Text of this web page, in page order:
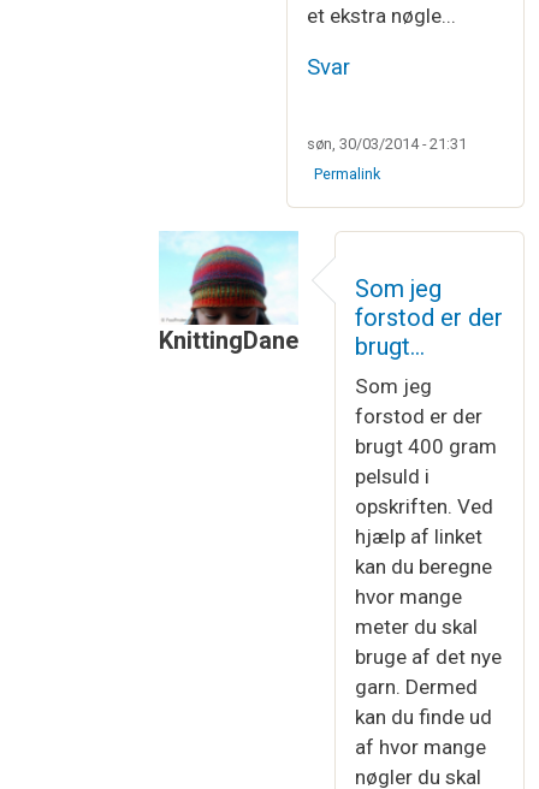
et ekstra nøgle...
Svar
søn, 30/03/2014 - 21:31
Permalink
KnittingDane
Som jeg
forstod er der
brugt…
Som jeg
forstod er der
brugt 400 gram
pelsuld i
opskriften. Ved
hjælp af linket
kan du beregne
hvor mange
meter du skal
bruge af det nye
garn. Dermed
kan du finde ud
af hvor mange
nøgler du skal